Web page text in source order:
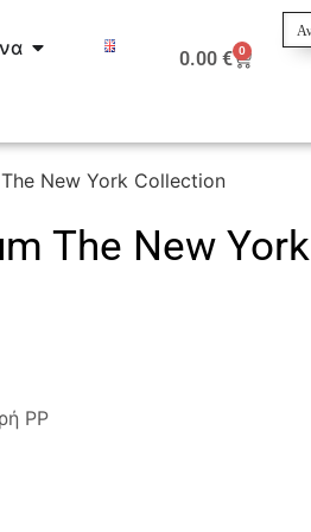
0.00 € 0
New York Collection
The New York
PP